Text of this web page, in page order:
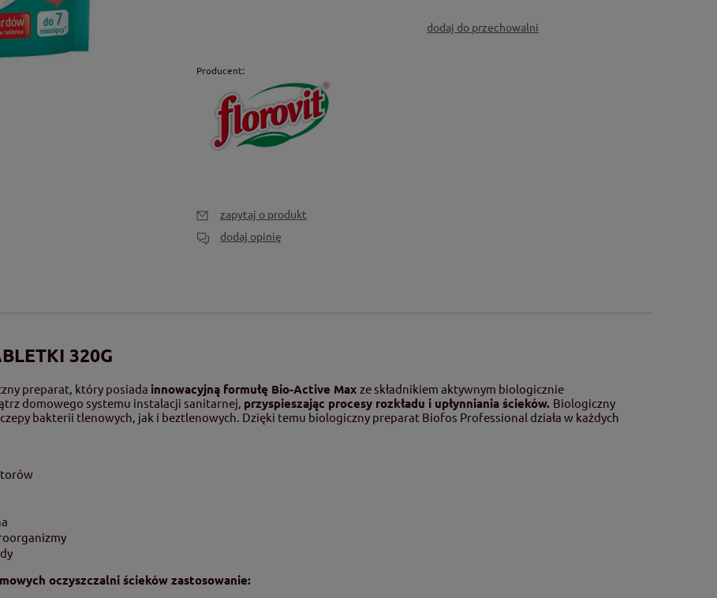
dodaj do przechowalni
Producent:
zapytaj o produkt
dodaj opinię
320G
preparat, który posiada innowacyjną formułę Bio-Active Max ze składnikiem aktywnym biologicznie
domowego systemu instalacji sanitarnej, przyspieszając procesy rozkładu i upłynniania ścieków. Biologiczny
bakterii tlenowych, jak i beztlenowych. Dzięki temu biologiczny preparat Biofos Professional działa w każdych
oczyszczalni ścieków zastosowanie: